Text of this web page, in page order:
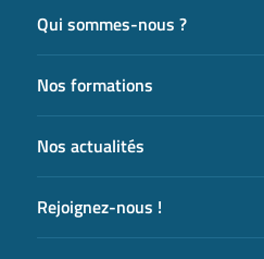
Qui sommes-nous ?
Nos formations
Nos actualités
Rejoignez-nous !